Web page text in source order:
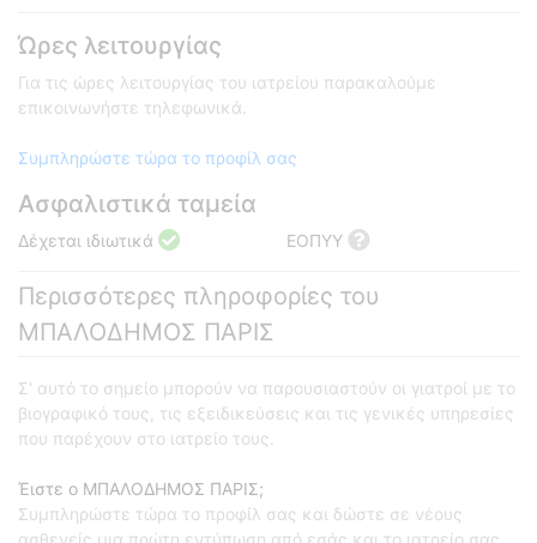
Ώρες λειτουργίας
Για τις ώρες λειτουργίας του ιατρείου παρακαλούμε
επικοινωνήστε τηλεφωνικά.
Συμπληρώστε τώρα το προφίλ σας
Ασφαλιστικά ταμεία
Δέχεται ιδιωτικά ΕΟΠΥΥ
Περισσότερες πληροφορίες του
ΜΠΑΛΟΔΗΜΟΣ ΠΑΡΙΣ
Σ' αυτό το σημείο μπορούν να παρουσιαστούν οι γιατροί με το
βιογραφικό τους, τις εξειδικεύσεις και τις γενικές υπηρεσίες
που παρέχουν στο ιατρείο τους.
Έιστε ο ΜΠΑΛΟΔΗΜΟΣ ΠΑΡΙΣ;
Συμπληρώστε τώρα το προφίλ σας και δώστε σε νέους